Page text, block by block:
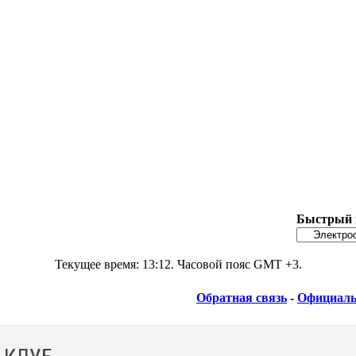
Быстрый
Текущее время: 13:12. Часовой пояс GMT +3.
Обратная связь -